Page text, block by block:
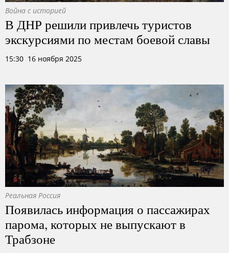
Война с историей
В ДНР решили привлечь туристов
экскурсиями по местам боевой славы
15:30 16 ноября 2025
Реальная Россия
Появилась информация о пассажирах
парома, которых не выпускают в
Трабзоне